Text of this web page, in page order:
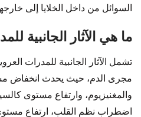
السوائل من داخل الخلايا إلى
ما هي الآثار الجانبية
تشمل الآثار الجانبية للمدرات
مجرى الدم، حيث يحدث انخفاض
والمغنيزيوم، وارتفاع مستوى
اضطراب نظم القلب، ارتفاع